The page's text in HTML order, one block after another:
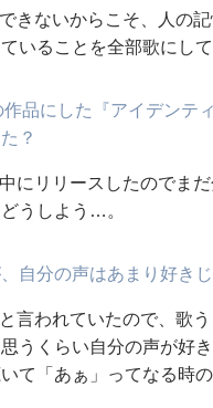
きないからこそ、人の
いることを全部歌にし
品にした『アイデンテ
？
にリリースしたのでま
うしよう…。
自分の声はあまり好き
言われていたので、歌
うくらい自分の声が好
て「あぁ」ってなる時